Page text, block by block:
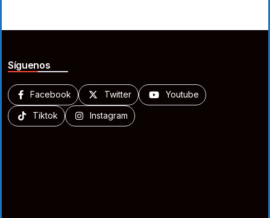
Síguenos
Facebook Twitter Youtube
Tiktok Instagram